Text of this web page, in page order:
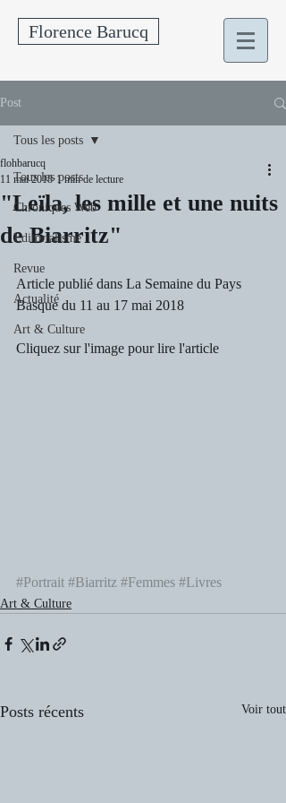
Florence Barucq
Post
Tous les posts
Chroniques Web
Editorialisme
Revue
Actualité
Art & Culture
Tous les posts
"Leïla, les mille et une nuits
de Biarritz"
flohbarucq
11 mai 2018 1 min de lecture
Article publié dans La Semaine du Pays
Basque du 11 au 17 mai 2018
Cliquez sur l'image pour lire l'article
#Portrait #Biarritz #Femmes #Livres
Art & Culture
Posts récents Voir tout